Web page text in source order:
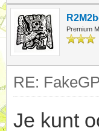
Premium
RE:
Je kunt